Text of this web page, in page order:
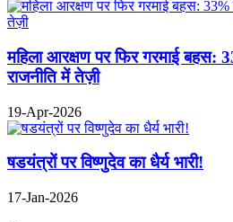
महिला आरक्षण पर फिर गरमाई बहस:
राजनीति में तेज़ी
19-Apr-2026
षडयंत्रों पर विष्णुदेव का धैर्य भारी!
17-Jan-2026